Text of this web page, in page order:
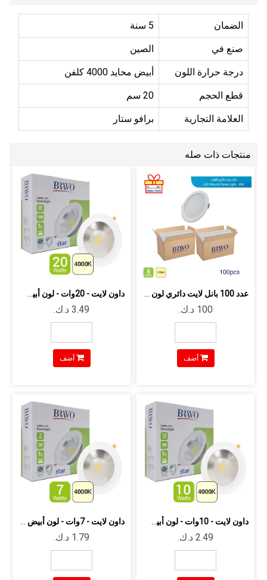
الضمان 5 سنة
صنع في الصين
درجة حرارة اللون أبيض محايد 4000 كلفن
قطع الحجم 20 سم
العلامة التجارية برافو ستار
منتجات ذات صله
أضف
داون لايت - 20وات - لون أبيض متعادل -...
أضف
داون لايت - 10وات - لون أبيض متعادل -...